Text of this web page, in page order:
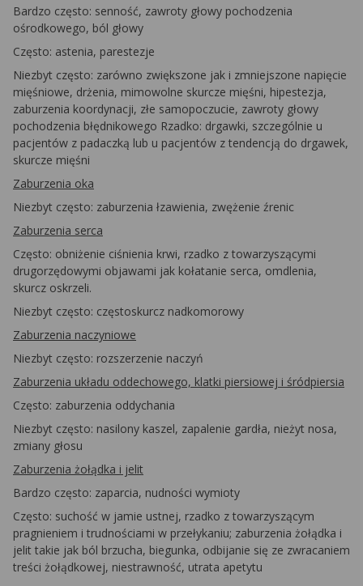
Bardzo często: senność, zawroty głowy pochodzenia
ośrodkowego, ból głowy
Często: astenia, parestezje
Niezbyt często: zarówno zwiększone jak i zmniejszone napięcie
mięśniowe, drżenia, mimowolne skurcze mięśni, hipestezja,
zaburzenia koordynacji, złe samopoczucie, zawroty głowy
pochodzenia błędnikowego Rzadko: drgawki, szczególnie u
pacjentów z padaczką lub u pacjentów z tendencją do drgawek,
skurcze mięśni
Zaburzenia oka
Niezbyt często: zaburzenia łzawienia, zwężenie źrenic
Zaburzenia serca
Często: obniżenie ciśnienia krwi, rzadko z towarzyszącymi
drugorzędowymi objawami jak kołatanie serca, omdlenia,
skurcz oskrzeli.
Niezbyt często: częstoskurcz nadkomorowy
Zaburzenia naczyniowe
Niezbyt często: rozszerzenie naczyń
Zaburzenia układu oddechowego, klatki piersiowej i śródpiersia
Często: zaburzenia oddychania
Niezbyt często: nasilony kaszel, zapalenie gardła, nieżyt nosa,
zmiany głosu
Zaburzenia żołądka i jelit
Bardzo często: zaparcia, nudności wymioty
Często: suchość w jamie ustnej, rzadko z towarzyszącym
pragnieniem i trudnościami w przełykaniu; zaburzenia żołądka i
jelit takie jak ból brzucha, biegunka, odbijanie się ze zwracaniem
treści żołądkowej, niestrawność, utrata apetytu